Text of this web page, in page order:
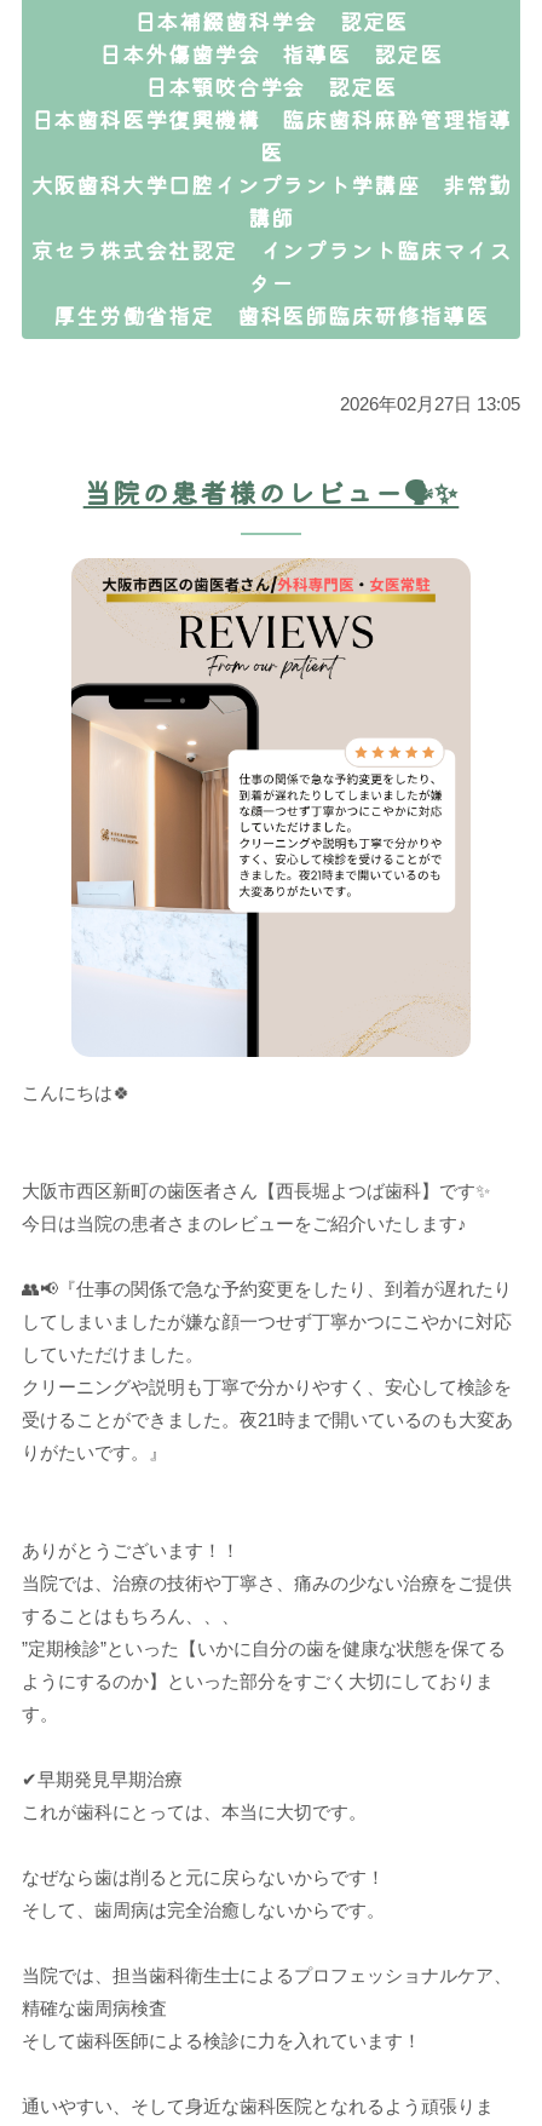
日本補綴歯科学会 認定医
日本外傷歯学会 指導医 認定医
日本顎咬合学会 認定医
日本歯科医学復興機構 臨床歯科麻酔管理指導
医
大阪歯科大学口腔インプラント学講座 非常勤
講師
京セラ株式会社認定 インプラント臨床マイス
ター
厚生労働省指定 歯科医師臨床研修指導医
2026年02月27日 13:05
当院の患者様のレビュー🗣️✨
こんにちは🍀
大阪市西区新町の歯医者さん【西長堀よつば歯科】です✨
今日は当院の患者さまのレビューをご紹介いたします♪
👥📢『仕事の関係で急な予約変更をしたり、到着が遅れたり
してしまいましたが嫌な顔一つせず丁寧かつにこやかに対応
していただけました。
クリーニングや説明も丁寧で分かりやすく、安心して検診を
受けることができました。夜21時まで開いているのも大変あ
りがたいです。』
ありがとうございます！！
当院では、治療の技術や丁寧さ、痛みの少ない治療をご提供
することはもちろん、、、
”定期検診”といった【いかに自分の歯を健康な状態を保てる
ようにするのか】といった部分をすごく大切にしておりま
す。
✔早期発見早期治療
これが歯科にとっては、本当に大切です。
なぜなら歯は削ると元に戻らないからです！
そして、歯周病は完全治癒しないからです。
当院では、担当歯科衛生士によるプロフェッショナルケア、
精確な歯周病検査
そして歯科医師による検診に力を入れています！
通いやすい、そして身近な歯科医院となれるよう頑張りま